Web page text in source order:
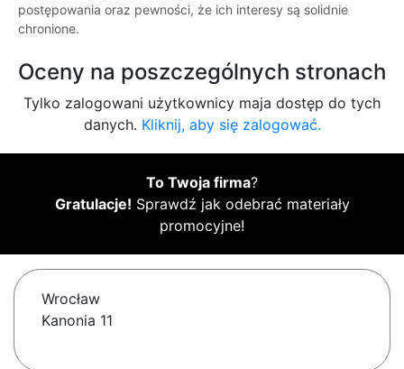
postępowania oraz pewności, że ich interesy są solidnie
chronione.
Oceny na poszczególnych stronach
Tylko zalogowani użytkownicy maja dostęp do tych
danych. Kliknij, aby się zalogować.
To Twoja firma?
Gratulacje! Sprawdź jak odebrać materiały
promocyjne!
Wrocław
Kanonia 11